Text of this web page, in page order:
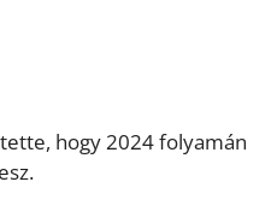
hogy 2024 folyamán